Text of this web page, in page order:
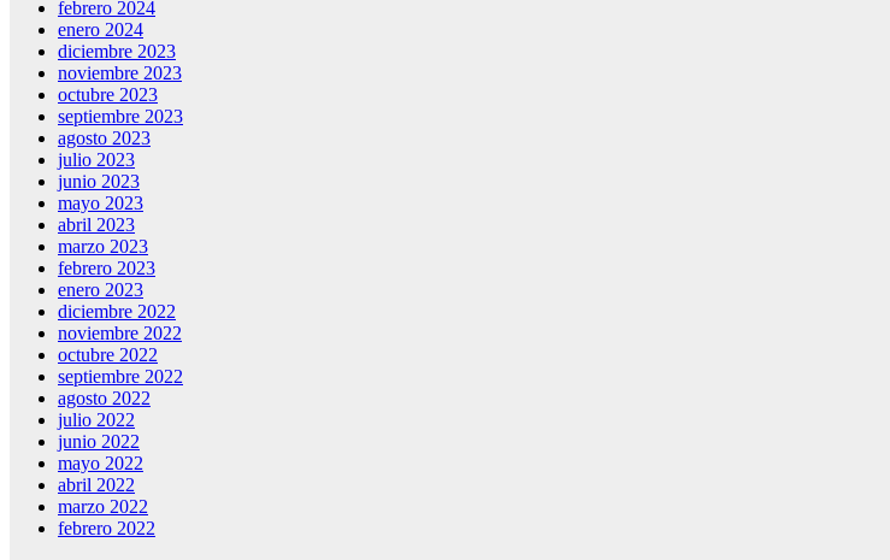
febrero 2024
enero 2024
diciembre 2023
noviembre 2023
octubre 2023
septiembre 2023
agosto 2023
julio 2023
junio 2023
mayo 2023
abril 2023
marzo 2023
febrero 2023
enero 2023
diciembre 2022
noviembre 2022
octubre 2022
septiembre 2022
agosto 2022
julio 2022
junio 2022
mayo 2022
abril 2022
marzo 2022
febrero 2022